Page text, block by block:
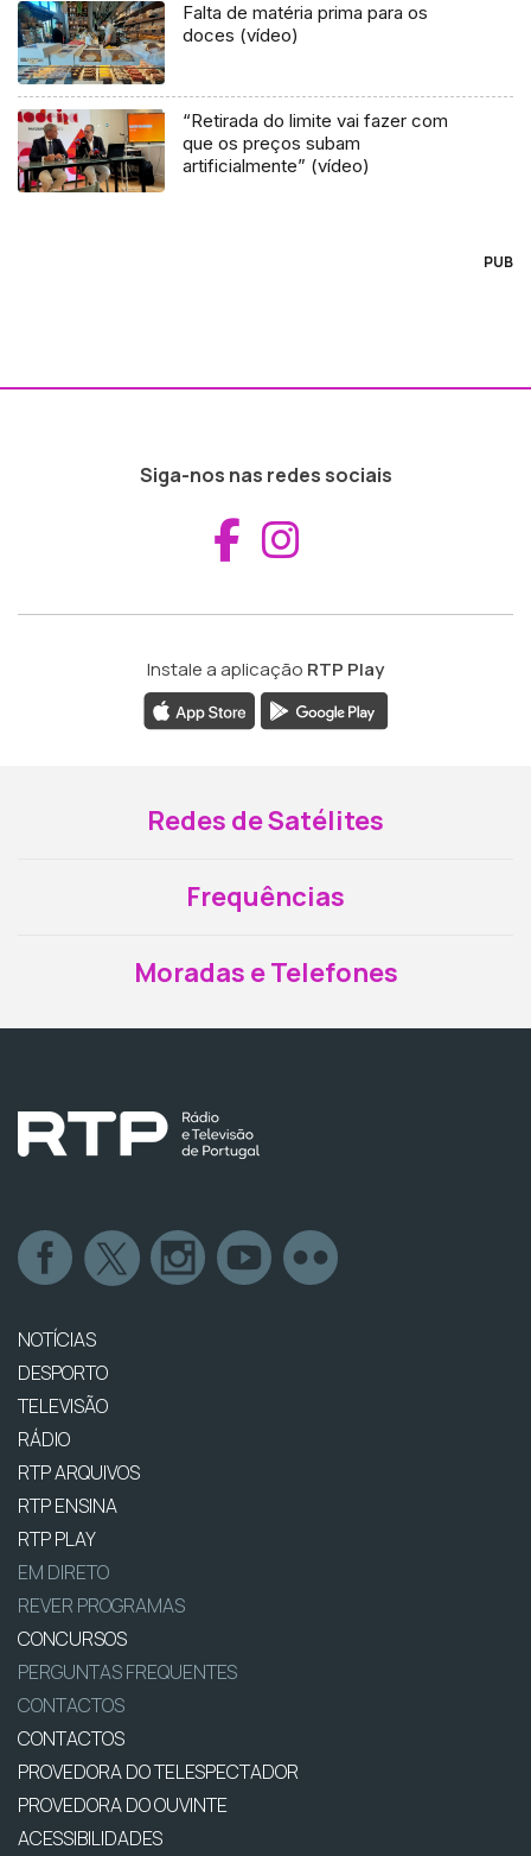
Falta de matéria prima para os
doces (vídeo)
“Retirada do limite vai fazer com
que os preços subam
artificialmente” (vídeo)
PUB
Siga-nos nas redes sociais
Aceder ao
Instale a aplicação RTP Play
Redes de Satélites
Frequências
Moradas e Telefones
NOTÍCIAS
DESPORTO
TELEVISÃO
RÁDIO
RTP ARQUIVOS
RTP ENSINA
RTP PLAY
EM DIRETO
REVER PROGRAMAS
CONCURSOS
PERGUNTAS FREQUENTES
CONTACTOS
CONTACTOS
PROVEDORA DO TELESPECTADOR
PROVEDORA DO OUVINTE
ACESSIBILIDADES